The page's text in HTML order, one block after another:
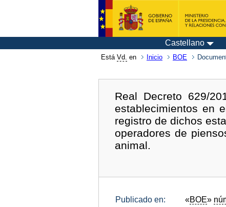
Castellano
Está Vd. en Inicio BOE
Real Decreto 629/
establecimientos en
registro de dichos
operadores de
animal.
Publicado en: «BOE»